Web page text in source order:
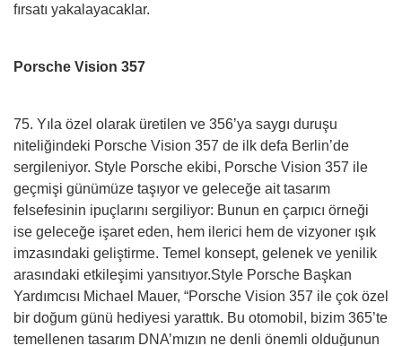
fırsatı yakalayacaklar.
Porsche Vision 357
75. Yıla özel olarak üretilen ve 356’ya saygı duruşu
niteliğindeki Porsche Vision 357 de ilk defa Berlin’de
sergileniyor. Style Porsche ekibi, Porsche Vision 357 ile
geçmişi günümüze taşıyor ve geleceğe ait tasarım
felsefesinin ipuçlarını sergiliyor: Bunun en çarpıcı örneği
ise geleceğe işaret eden, hem ilerici hem de vizyoner ışık
imzasındaki geliştirme. Temel konsept, gelenek ve yenilik
arasındaki etkileşimi yansıtıyor.Style Porsche Başkan
Yardımcısı Michael Mauer, “Porsche Vision 357 ile çok özel
bir doğum günü hediyesi yarattık. Bu otomobil, bizim 365’te
temellenen tasarım DNA’mızın ne denli önemli olduğunun